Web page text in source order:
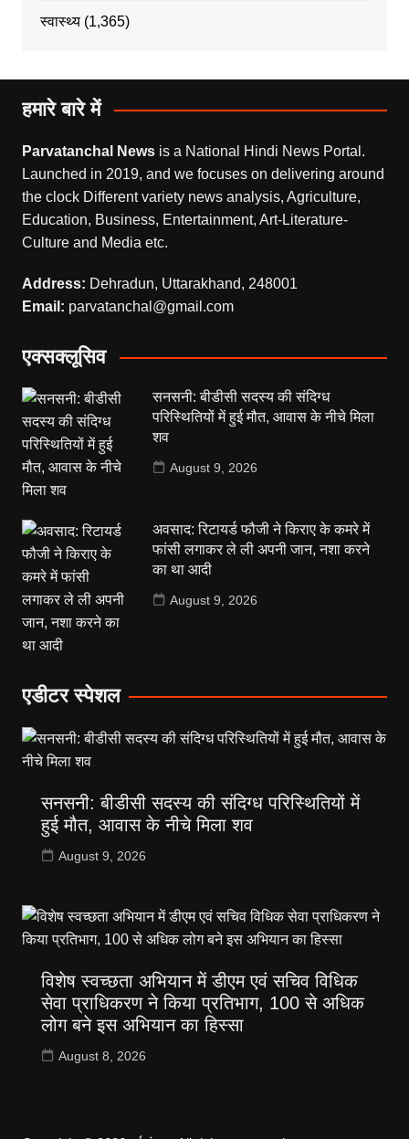
स्वास्थ्य(1,365)
हमारे बारे में
Parvatanchal Newsis a National Hindi News Portal.
Launched in 2019, and we focuses on delivering around
the clock Different variety news analysis, Agriculture,
Education, Business, Entertainment, Art-Literature-
Culture and Media etc.
Address: Dehradun, Uttarakhand, 248001
Email: parvatanchal@gmail.com
एक्सक्लूसिव
सनसनी: बीडीसी सदस्य की संदिग्ध
परिस्थितियों में हुई मौत, आवास के नीचे मिला
शव
August 9, 2026
अवसाद: रिटायर्ड फौजी ने किराए के कमरे में
फांसी लगाकर ले ली अपनी जान, नशा करने
का था आदी
August 9, 2026
एडीटर स्पेशल
सनसनी: बीडीसी सदस्य की संदिग्ध परिस्थितियों में
हुई मौत, आवास के नीचे मिला शव
August 9, 2026
विशेष स्वच्छता अभियान में डीएम एवं सचिव विधिक
सेवा प्राधिकरण ने किया प्रतिभाग, 100 से अधिक
लोग बने इस अभियान का हिस्सा
August 8, 2026